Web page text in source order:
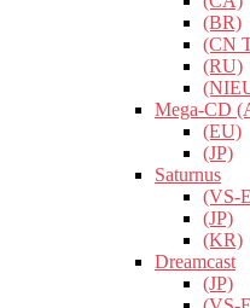
(BR)
(CN
(RU)
Mega-CD
(EU)
(JP)
Saturnus
(VS-
(JP)
(KR)
Dreamcast
(JP)